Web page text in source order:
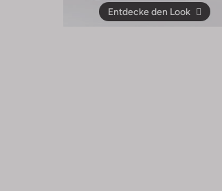
Entdecke den Look